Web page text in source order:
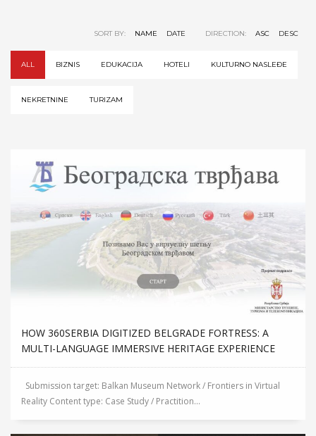
SORT BY: NAME DATE DIRECTION: ASC DESC
ALL BIZNIS EDUKACIJA HOTELI KULTURNO NASLEĐE
NEKRETNINE TURIZAM
HOW 360SERBIA DIGITIZED BELGRADE FORTRESS: A
MULTI-LANGUAGE IMMERSIVE HERITAGE EXPERIENCE
Submission target: Balkan Museum Network / Frontiers in Virtual
Reality Content type: Case Study / Practition...